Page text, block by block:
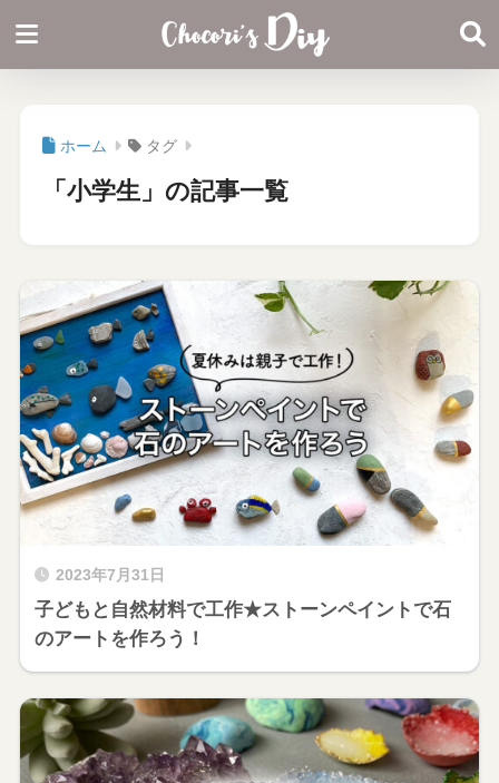
ホーム タグ
「小学生」の記事一覧
2023年7月31日
子どもと自然材料で工作★ストーンペイントで石
のアートを作ろう！